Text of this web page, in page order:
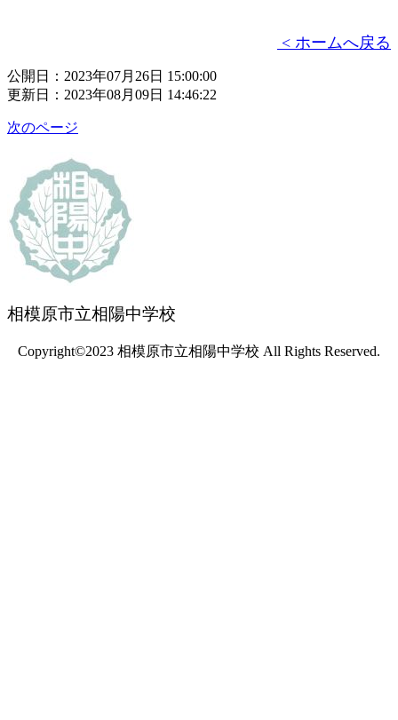
< ホームへ戻る
公開日：2023年07月26日 15:00:00
更新日：2023年08月09日 14:46:22
次のページ
相模原市立相陽中学校
Copyright©2023 相模原市立相陽中学校 All Rights Reserved.